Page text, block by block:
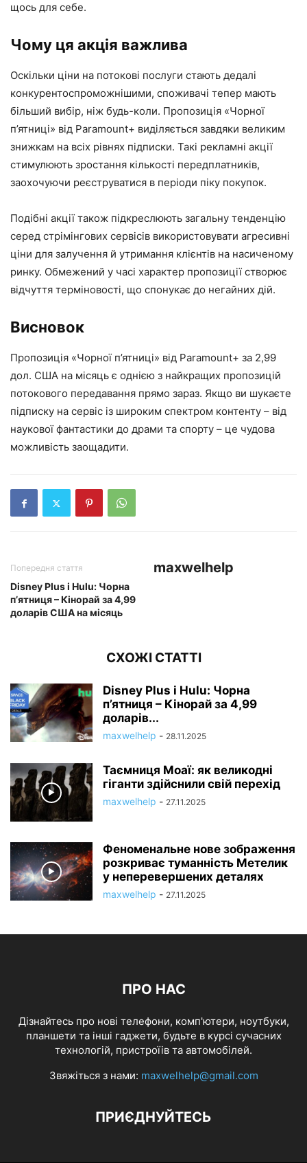
щось для себе.
Чому ця акція важлива
Оскільки ціни на потокові послуги стають дедалі
конкурентоспроможнішими, споживачі тепер мають
більший вибір, ніж будь-коли. Пропозиція «Чорної
п’ятниці» від Paramount+ виділяється завдяки великим
знижкам на всіх рівнях підписки. Такі рекламні акції
стимулюють зростання кількості передплатників,
заохочуючи реєструватися в періоди піку покупок.
Подібні акції також підкреслюють загальну тенденцію
серед стрімінгових сервісів використовувати агресивні
ціни для залучення й утримання клієнтів на насиченому
ринку. Обмежений у часі характер пропозиції створює
відчуття терміновості, що спонукає до негайних дій.
Висновок
Пропозиція «Чорної п’ятниці» від Paramount+ за 2,99
дол. США на місяць є однією з найкращих пропозицій
потокового передавання прямо зараз. Якщо ви шукаєте
підписку на сервіс із широким спектром контенту – від
наукової фантастики до драми та спорту – це чудова
можливість заощадити.
Попередня стаття
Disney Plus і Hulu: Чорна
п’ятниця – Кінорай за 4,99
доларів США на місяць
maxwelhelp
СХОЖІ СТАТТІ
Disney Plus і Hulu: Чорна
п’ятниця – Кінорай за 4,99
доларів...
maxwelhelp - 28.11.2025
Таємниця Моаї: як великодні
гіганти здійснили свій перехід
maxwelhelp - 27.11.2025
Феноменальне нове зображення
розкриває туманність Метелик
у неперевершених деталях
maxwelhelp - 27.11.2025
ПРО НАС
Дізнайтесь про нові телефони, комп'ютери, ноутбуки,
планшети та інші гаджети, будьте в курсі сучасних
технологій, пристроїів та автомобілей.
Звяжіться з нами: maxwelhelp@gmail.com
ПРИЄДНУЙТЕСЬ